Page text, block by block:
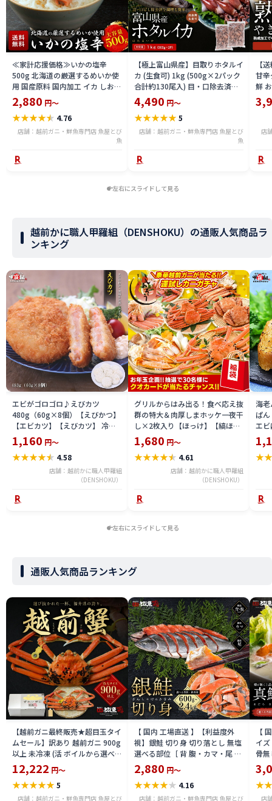
≪家計応援価格≫いかの塩辛
500g 北海道の厳選するめいか使
用 国産原料 国内加工 イカ しおか
ら おつまみ 酒 厳選素材 送料無料
ika2212-500a
2,880 円～
★★★★★ 4.76
店舗：越前ガニ・鮮魚専門店 魚屋とび
魚
【極上富山県産】目取りホタルイ
カ (生食可) 1kg (500g×2パック
合計約130尾入) 目・口除去済み
ほたるいか 刺身 生 個別冷凍 いか
めし 酢味噌あえ 沖漬け 海鮮 通販
送料無料 hoika2502
4,490 円～
★★★★★ 5
店舗：越前ガニ・鮮魚専門店 魚屋とび
魚
【
甘辛
鮮
き
店
左右にスライドして見る
越前かに職人甲羅組（DENSHOKU）の通販人気商品ラ
ンキング
エビがゴロゴロ♪えびカツ
480g（60g×8個）【えびかつ】
【エビカツ】【えびカツ】 冷凍
食品
1,160 円～
★★★★★ 4.58
店舗：越前かに職人甲羅組
（DENSHOKU）
グリルからはみ出る！食べ応え抜
群の特大＆肉厚しまホッケ一夜干
し×2枚入り【ほっけ】【縞ほっ
け】【干物】【一夜干し】 冷凍
食品
1,680 円～
★★★★★ 4.61
店舗：越前かに職人甲羅組
（DENSHOKU）
海
ぱ
エビ
時
★
左右にスライドして見る
通販人気商品ランキング
【越前ガニ最終販売★超目玉タイ
ムセール】訳あり 越前ガニ 900g
以上 未冷凍 (活 ボイルから選べ
る) 福井県産 国産 産地直送 脚折
れ 訳ありカニ 越前がに ズワイガ
ニ 越前 かに 送料無料 etz-900w
12,222 円～
★★★★★5
店舗：越前ガニ・鮮魚専門店 魚屋とび
【 国内 工場直送 】【利益度外
視】銀鮭 切り身 切り落とし 無塩
選べる部位［ 背 腹・カマ・尾 ］
600g〜2.4kg 骨取り・骨無し 骨
あり 切り落とし 骨取り・骨無し
切身 ses2301-12ka
2,880 円～
★★★★★ 4.16
店舗：越前ガニ・鮮魚専門店 魚屋とび
【
イ
骨
(真
ライ
★
店